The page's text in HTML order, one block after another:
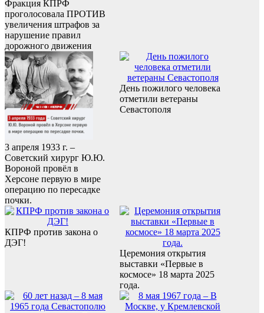
Фракция КПРФ
проголосовала ПРОТИВ
увеличения штрафов за
нарушение правил
дорожного движения
3 апреля 1933 г. –
Советский хирург Ю.Ю.
Вороной провёл в
Херсоне первую в мире
операцию по пересадке
почки.
День пожилого человека
отметили ветераны
Севастополя
КПРФ против закона о
ДЭГ!
Церемония открытия
выставки «Первые в
космосе» 18 марта 2025
года.